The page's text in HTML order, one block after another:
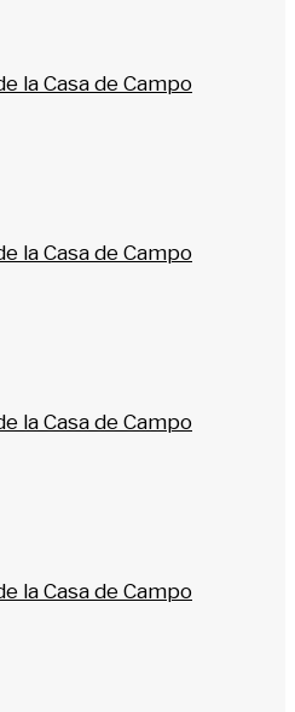
la Casa de Campo
la Casa de Campo
la Casa de Campo
la Casa de Campo